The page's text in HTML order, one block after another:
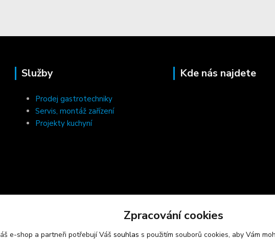
Služby
Prodej gastrotechniky
Servis, montáž zařízení
Projekty kuchyní
Kde nás najdete
Zpracování cookies
e-shop a partneři potřebují Váš souhlas s použitím souborů cookies, aby Vám